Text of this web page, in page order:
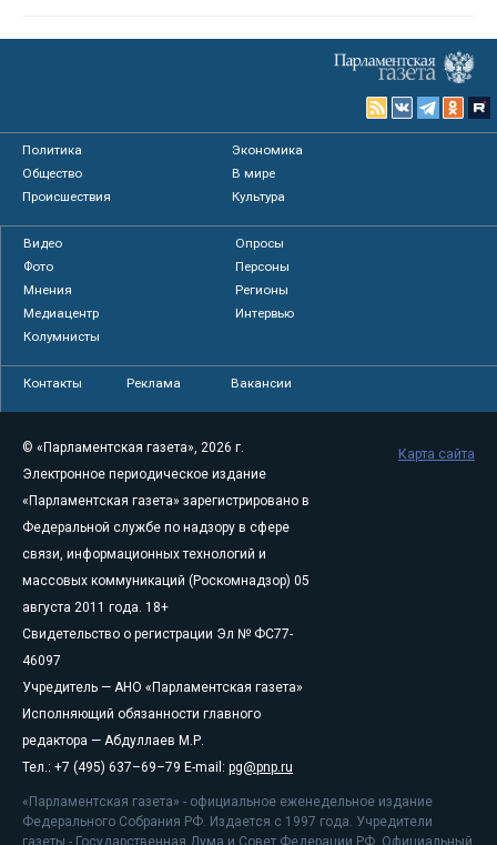
Политика
Экономика
Общество
В мире
Происшествия
Культура
Видео
Опросы
Фото
Персоны
Мнения
Регионы
Медиацентр
Интервью
Колумнисты
Контакты Реклама Вакансии
© «Парламентская газета», 2026 г.
Электронное периодическое издание
«Парламентская газета» зарегистрировано в
Федеральной службе по надзору в сфере
связи, информационных технологий и
массовых коммуникаций (Роскомнадзор) 05
августа 2011 года. 18+
Свидетельство о регистрации Эл № ФС77-
46097
Учредитель — АНО «Парламентская газета»
Исполняющий обязанности главного
редактора — Абдуллаев М.Р.
Тел.: +7 (495) 637–69–79 E-mail: pg@pnp.ru
«Парламентская газета» - официальное еженедельное издание
Федерального Собрания РФ. Издается с 1997 года. Учредители
газеты - Государственная Дума и Совет Федерации РФ. Официальный
Карта сайта